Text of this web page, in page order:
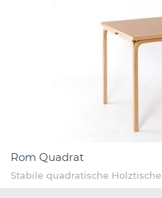
Rom Quadrat
Stabile quadratische Holztische